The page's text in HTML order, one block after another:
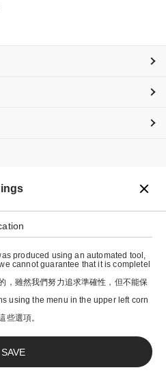
© graniph inc.
produced using an automated tool,
cannot guarantee that it is completel
，雖然我們努力追求準確性，但不能保
using the menu in the upper left corn
些選項。
SAVE